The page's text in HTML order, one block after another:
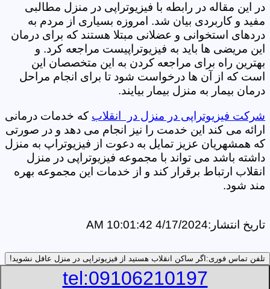
در این مقاله در رابطه با فیزیوتراپی در منزل مطالبی
مفید و کاربردی بیان شد. امروزه بسیاری از مردم به
دردهای استخوانی و عضلانی مبتلا هستند که برای درمان
این مریضی ها باید به فیزیوتراپیست مراجعه کرد. و
بهترین راه برای مراجعه کردن به این متخصصان این
است که از آن ها درخواست شود تا برای انجام مراحل
درمان بیمار به منزل بیمار بیایند.
شرکت فیزیوتراپی در منزل در انقلاب که خدمات درمانی
ارائه می کند این خدمت را نیز انجام می دهد و در صورتی
که همشهریان عزیز تمایل به دعوت از فیزیوتراپ به منزل
داشته باشد می تواند با مجموعه فیزیوتراپی در منزل
انقلاب ارتباط برقرار کند و از خدمات این مجموعه بهره
مند شود.
تاریخ انتشار:4/17/2024 10:01:42 AM
تلفن تماس فوری: اگر ساکن انقلاب هستید از فیزیوتراپی در منزل عافل نشوید!
tel:09106210197